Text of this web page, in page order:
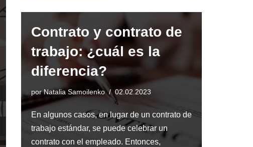
Contrato y contrato de
trabajo: ¿cuál es la
diferencia?
porNatalia Samoilenko 02.02.2023
En algunos casos, en lugar de un contrato de
trabajo estándar, se puede celebrar un
contrato con el empleado. Entonces,